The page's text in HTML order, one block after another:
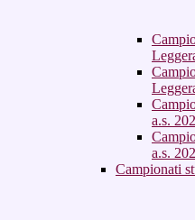
a.s.
a.s.
Campionati